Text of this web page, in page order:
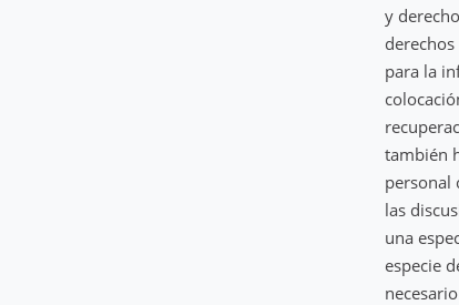
y
para la
también
personal
las
una
especie